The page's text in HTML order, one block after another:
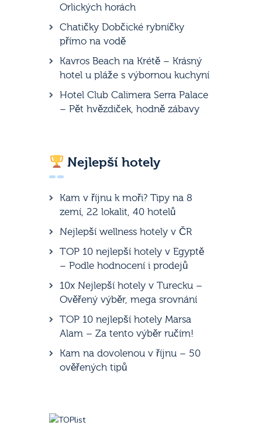
Orlických horách
Chatičky Dobčické rybníčky
přímo na vodě
Kavros Beach na Krétě – Krásný
hotel u pláže s výbornou kuchyní
Hotel Club Calimera Serra Palace
– Pět hvězdiček, hodně zábavy
Nejlepší hotely
Kam v říjnu k moři? Tipy na 8
zemí, 22 lokalit, 40 hotelů
Nejlepší wellness hotely v ČR
TOP 10 nejlepší hotely v Egyptě
– Podle hodnocení i prodejů
10x Nejlepší hotely v Turecku –
Ověřený výběr, mega srovnání
TOP 10 nejlepší hotely Marsa
Alam – Za tento výběr ručím!
Kam na dovolenou v říjnu – 50
ověřených tipů